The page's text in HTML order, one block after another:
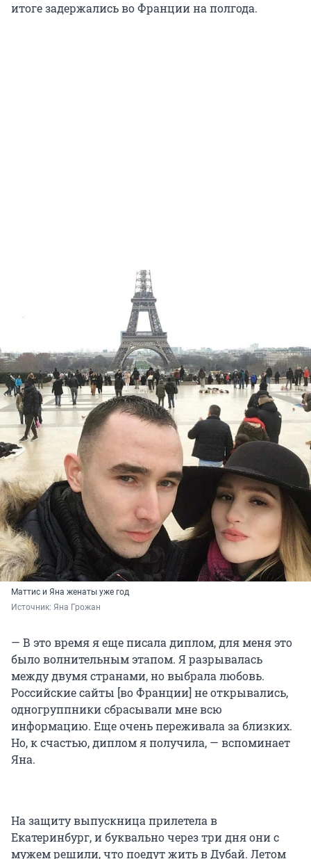
итоге задержались во Франции на полгода.
Маттис и Яна женаты уже год
Источник: Яна Грожан
— В это время я еще писала диплом, для меня это
было волнительным этапом. Я разрывалась
между двумя странами, но выбрала любовь.
Российские сайты [во Франции] не открывались,
одногруппники сбрасывали мне всю
информацию. Еще очень переживала за близких.
Но, к счастью, диплом я получила, — вспоминает
Яна.
На защиту выпускница прилетела в
Екатеринбург, и буквально через три дня они с
мужем решили, что поедут жить в Дубай. Летом